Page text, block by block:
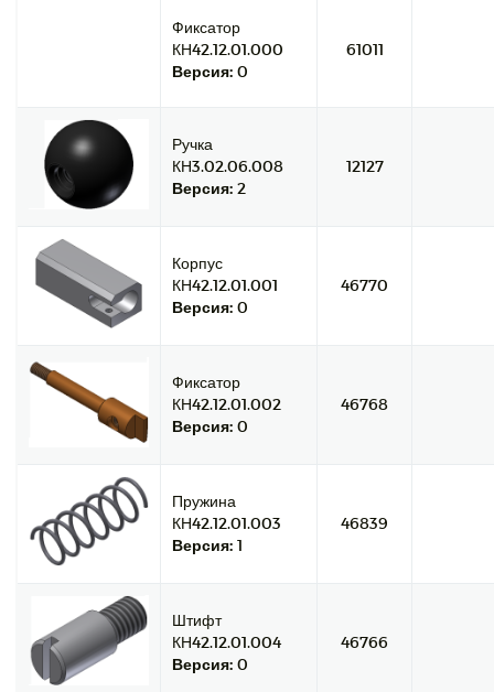
Фиксатор
КН42.12.01.000
Версия: 0
61011
Ручка
КН3.02.06.008
Версия: 2
12127
Корпус
КН42.12.01.001
Версия: 0
46770
Фиксатор
КН42.12.01.002
Версия: 0
46768
Пружина
КН42.12.01.003
Версия: 1
46839
Штифт
КН42.12.01.004
Версия: 0
46766